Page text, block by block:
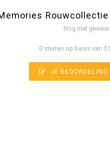
Nog niet
0 sterren op basis van 0
JE BEOORDELING